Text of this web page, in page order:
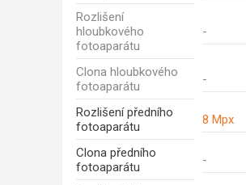
Rozlišení
hloubkového
fotoaparátu
-
Clona hloubkového
fotoaparátu
-
Rozlišení předního
fotoaparátu
8 Mpx
Clona předního
fotoaparátu
-